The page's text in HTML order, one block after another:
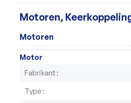
Motoren,
Motoren
Motor
Fabrikant
Type